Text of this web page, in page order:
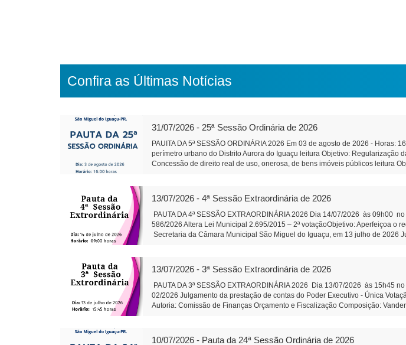
Confira as Últimas Notícias
31/07/2026 - 25ª Sessão Ordinária de 2026
PAUITA DA 5ª SESSÃO ORDINÁRIA 2026 Em 03 de agosto de 2026 -
perímetro urbano do Distrito Aurora do Iguaçu leitura Objetivo:
Concessão de direito real de uso, onerosa, de bens imóveis públicos leitura
gestão hospitalar por meio de Organização Social qualificada. Projeto de Lei
Alteração da composição da Plenária do Conselho Municipal de Educação
sobre finalidade competência e composição de funcionamento.
trabalhos da Comissão instituída para análise e revisão da Lei Orgânica do
salarial de servidores do quadro de pessoal efetivo da Câmara Municipal
Rosa do Ocoi Autor: Vereador Anderson Lazzeris Indicação 82/2026 - Faixa
Secretaria da Câmara Municipal - São Miguel do Iguaçu-
Presidente Auxiliar de Administração
13/07/2026 - 4ª Sessão Extraordinária de 2026
PAUTA DA 4ª SESSÃO EXTRAORDINÁRIA 2026 Dia 14/07/2026 às 09h00
586/2026 Altera Lei Municipal 2.695/2015 – 2ª votaçãoObjetivo: Aperfeiçoa o
Secretaria da Câmara Municipal São Miguel do Iguaçu,
13/07/2026 - 3ª Sessão Extraordinária de 2026
PAUTA DA 3ª SESSÃO EXTRAORDINÁRIA 2026 Dia 13/07/2026 às
02/2026 Julgamento da prestação de contas do Poder Executivo - Única
Autoria: Comissão de Finanças Orçamento e Fiscalização Composição:
10/07/2026 - Pauta da 24ª Sessão Ordinária de 2026